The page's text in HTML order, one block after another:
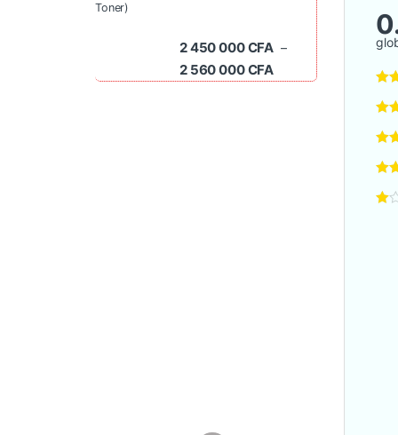
Toner)
2 450 000CFA –
2 560 000CFA Plage de prix : 2 450